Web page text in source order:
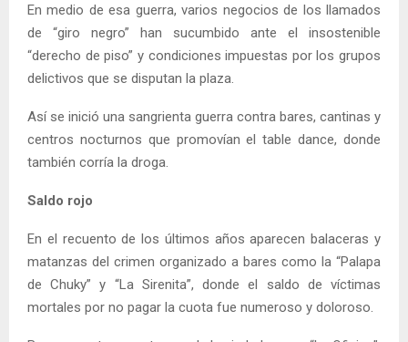
En medio de esa guerra, varios negocios de los llamados
de “giro negro” han sucumbido ante el insostenible
“derecho de piso” y condiciones impuestas por los grupos
delictivos que se disputan la plaza.
Así se inició una sangrienta guerra contra bares, cantinas y
centros nocturnos que promovían el table dance, donde
también corría la droga.
Saldo rojo
En el recuento de los últimos años aparecen balaceras y
matanzas del crimen organizado a bares como la “Palapa
de Chuky” y “La Sirenita”, donde el saldo de víctimas
mortales por no pagar la cuota fue numeroso y doloroso.